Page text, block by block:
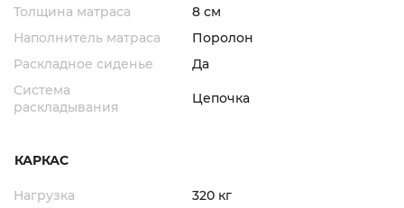
Толщина матраса
8 см
Наполнитель матраса
Поролон
Раскладное сиденье
Да
Система
раскладывания
Цепочка
КАРКАС
Нагрузка
320 кг